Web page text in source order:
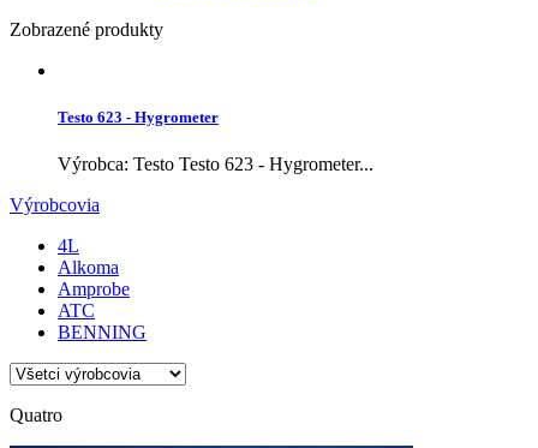
Zobrazené produkty
Testo 623 - Hygrometer
Výrobca: Testo Testo 623 - Hygrometer...
Výrobcovia
4L
Alkoma
Amprobe
ATC
BENNING
Quatro